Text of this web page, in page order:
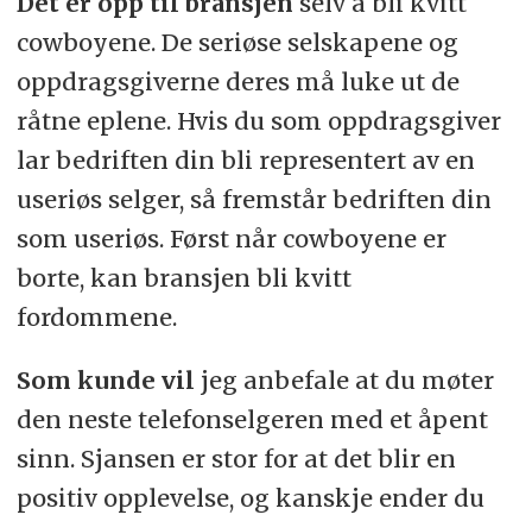
cowboyene. De seriøse selskapene og
oppdragsgiverne deres må luke ut de
råtne eplene. Hvis du som oppdragsgiver
lar bedriften din bli representert av en
useriøs selger, så fremstår bedriften din
som useriøs. Først når cowboyene er
borte, kan bransjen bli kvitt
fordommene.
Som kunde vil jeg anbefale at du møter
den neste telefonselgeren med et åpent
sinn. Sjansen er stor for at det blir en
positiv opplevelse, og kanskje ender du